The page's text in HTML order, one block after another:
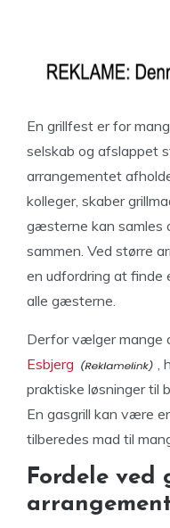
En grillfest er for
selskab og afslappet
arrangementet
kolleger, skaber
gæsterne kan samles
sammen. Ved større
en udfordring at finde
alle gæsterne.
Derfor vælger mange
Esbjerg
praktiske løsninger til
En gasgrill kan være
tilberedes mad til
Fordele